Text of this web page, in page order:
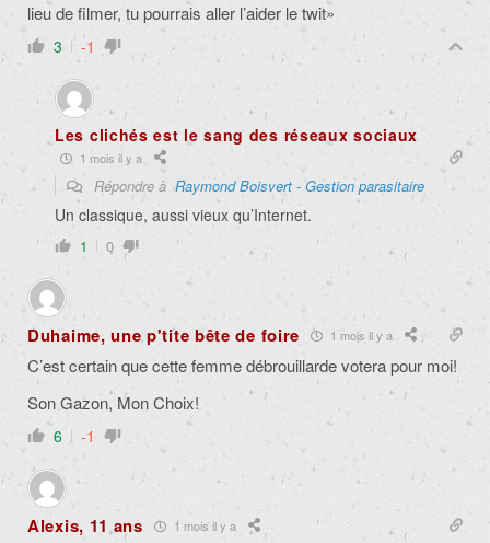
lieu de filmer, tu pourrais aller l’aider le twit»
3 -1
Les clichés est le sang des réseaux sociaux
1 mois il y a
Répondre àRaymond Boisvert - Gestion parasitaire
Un classique, aussi vieux qu’Internet.
1 0
Duhaime, une p'tite bête de foire 1 mois il y a
C’est certain que cette femme débrouillarde votera pour moi!
Son Gazon, Mon Choix!
6 -1
Alexis, 11 ans 1 mois il y a